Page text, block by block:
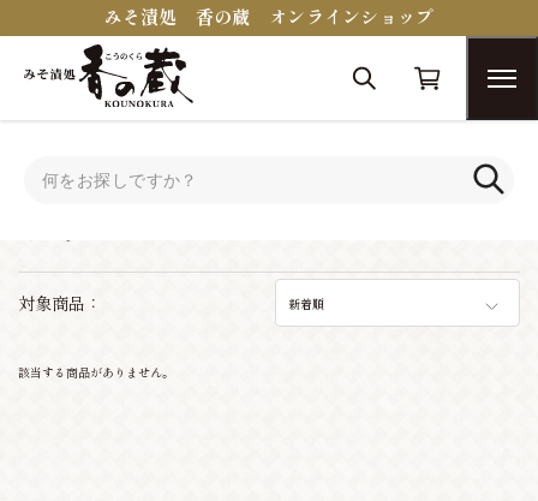
みそ漬処 香の蔵 オンラインショップ
対象商品： 新着順
該当する商品がありません。